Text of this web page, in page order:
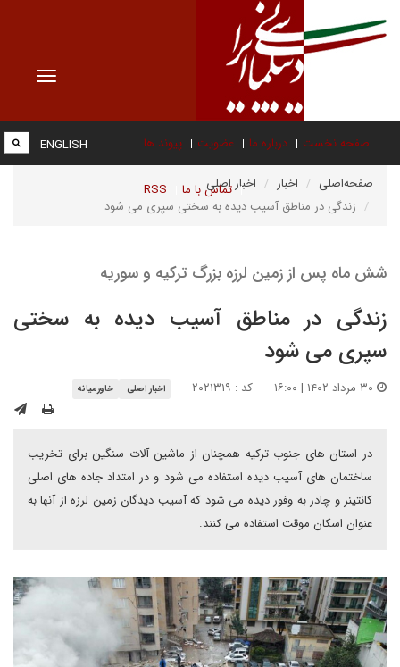
Toggle
صفحه نخست درباره ما عضویت پیوند ها
تماس با ما RSS
ENGLISH
صفحه‌اصلی اخبار
اخبار اصلی
زندگی در مناطق آسیب دیده به سختی سپری می شود
شش ماه پس از زمین لرزه بزرگ ترکیه و سوریه
زندگی در مناطق آسیب دیده به سختی
سپری می شود
کد : ۲۰۲۱۳۱۹ اخبار اصلی خاورمیانه
در استان های جنوب ترکیه همچنان از ماشین آلات سنگین برای تخریب
ساختمان های آسیب دیده استفاده می شود و در امتداد جاده های اصلی
کانتینر و چادر به وفور دیده می شود که آسیب دیدگان زمین لرزه از آنها به
عنوان اسکان موقت استفاده می کنند.